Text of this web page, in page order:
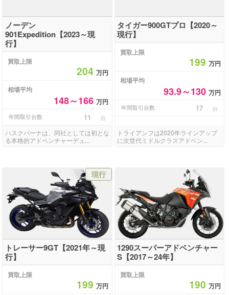
ノーデン
901Expedition【2023～現
行】
買取上限
204万円
相場平均
148～166万円
年間取引台数 11 台
ハスクバーナは、同社としては初とな
る本格的アドベンチャーデュ...
タイガー900GTプロ【2020～
現行】
買取上限
199 万円
相場平均
93.9～130 万円
年間取引台数 17 台
トライアンフは2020年ラインアップ
に次世代ミドルクラスアドベン...
現行
トレーサー9GT【2021年～現
行】
買取上限
199万円
1290スーパーアドベンチャー
S【2017～24年】
買取上限
190 万円